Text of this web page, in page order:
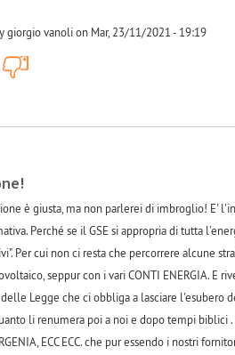
giorgio vanoli on Mar, 23/11/2021 - 19:19
+1
è giusta, ma non parlerei di imbroglio! E'
Perché se il GSE si appropria di tutta
Per cui non ci resta che percorrere alcune
seppur con i vari CONTI ENERGIA. E
Legge che ci obbliga a lasciare l'esubero
li renumera poi a noi e dopo tempi biblici .
ECC ECC. che pur essendo i nostri